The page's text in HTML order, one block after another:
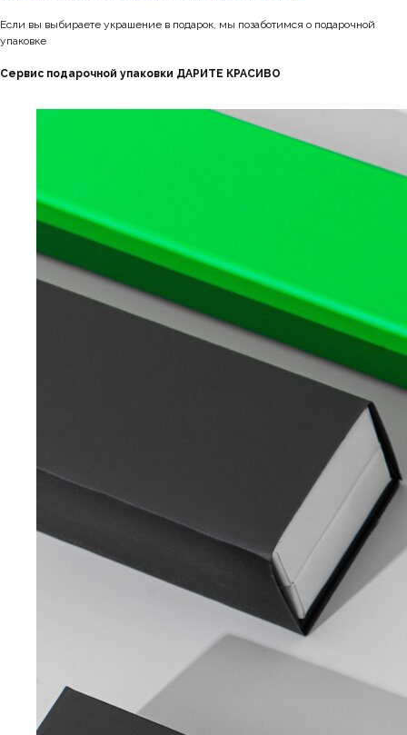
Если вы выбираете украшение в подарок, мы позаботимся о подарочной
упаковке
Сервис подарочной упаковки ДАРИТЕ КРАСИВО